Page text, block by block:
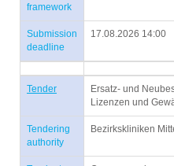
framework
Submission
deadline
17.08.2026 14:00
Tender
Ersatz- und
Lizenzen und
Tendering
authority
Bezirkskliniken